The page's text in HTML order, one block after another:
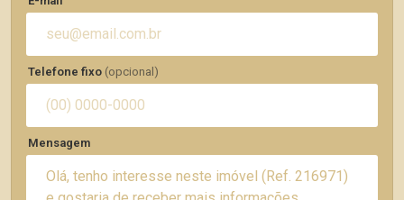
Telefone fixo (opcional)
Mensagem